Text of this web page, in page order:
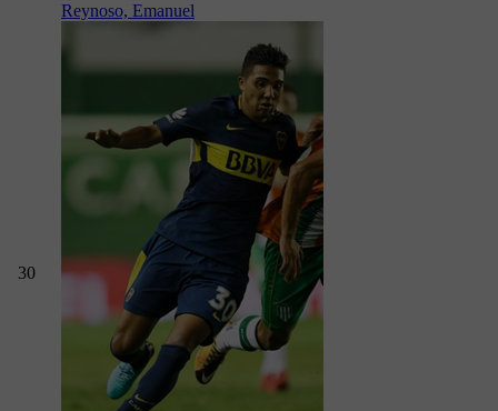
30
Reynoso, Emanuel